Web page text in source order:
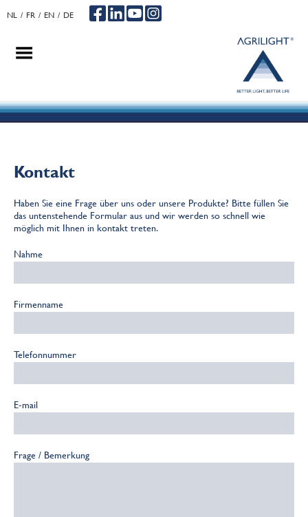
NL FR EN DE
Kontakt
Haben Sie eine Frage über uns oder unsere Produkte? Bitte füllen Sie
das untenstehende Formular aus und wir werden so schnell wie
möglich mit Ihnen in kontakt treten.
Nahme
Firmenname
Telefonnummer
E-mail
Frage / Bemerkung